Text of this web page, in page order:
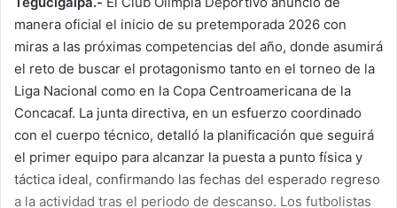
manera oficial el inicio de su pretemporada 2026 con
miras a las próximas competencias del año, donde asumirá
el reto de buscar el protagonismo tanto en el torneo de la
Liga Nacional como en la Copa Centroamericana de la
Concacaf. La junta directiva, en un esfuerzo coordinado
con el cuerpo técnico, detalló la planificación que seguirá
el primer equipo para alcanzar la puesta a punto física y
táctica ideal, confirmando las fechas del esperado regreso
a la actividad tras el periodo de descanso. Los futbolistas